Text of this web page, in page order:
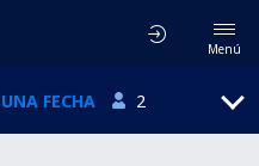
Menú
FECHA 2